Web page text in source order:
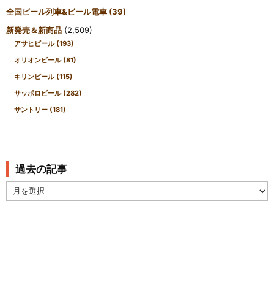
全国ビール列車&ビール電車 (39)
新発売＆新商品 (2,509)
アサヒビール (193)
オリオンビール (81)
キリンビール (115)
サッポロビール (282)
サントリー (181)
過去の記事
去